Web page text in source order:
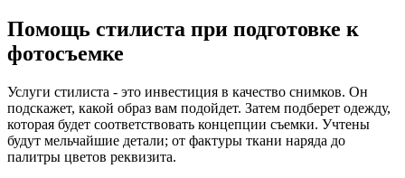
Помощь стилиста при подготовке к
фотосъемке
Услуги стилиста - это инвестиция в качество снимков. Он
подскажет, какой образ вам подойдет. Затем подберет одежду,
которая будет соответствовать концепции съемки. Учтены
будут мельчайшие детали; от фактуры ткани наряда до
палитры цветов реквизита.